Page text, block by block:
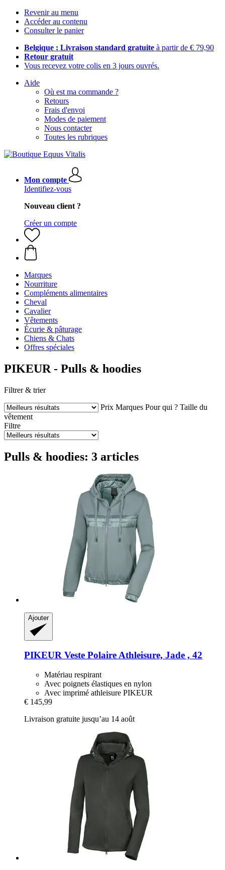
Revenir au menu
Accéder au contenu
Consulter le panier
Belgique : Livraison standard gratuite à partir de € 79,90
Retour gratuit
Vous recevez votre colis en 3 jours ouvrés.
Aide
Où est ma commande ?
Retours
Frais d'envoi
Modes de paiement
Nous contacter
Toutes les rubriques
Mon compte
Identifiez-vous
Nouveau client ?
Créer un compte
Marques
Nourriture
Compléments alimentaires
Cheval
Cavalier
Vêtements
Écurie & pâturage
Chiens & Chats
Offres spéciales
PIKEUR - Pulls & hoodies
Filtrer & trier
Prix Marques Pour qui ? Taille du
vêtement
Filtre
Pulls & hoodies: 3 articles
Ajouter
PIKEUR Veste Polaire Athleisure, Jade , 42
Matériau respirant
Avec poignets élastiques en nylon
Avec imprimé athleisure PIKEUR
€ 145,99
Livraison gratuite jusqu’au 14 août